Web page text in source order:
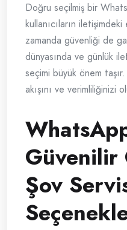
Doğru seçilmiş bir
kullanıcıların
zamanda güvenliği de
dünyasında ve günlük
seçimi büyük önem
akışını ve verimliliğinizi
Güvenilir
Şov